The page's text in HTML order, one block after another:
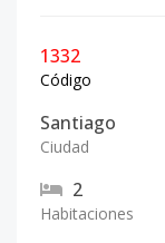
1332
Código
Santiago
Ciudad
2
Habitaciones